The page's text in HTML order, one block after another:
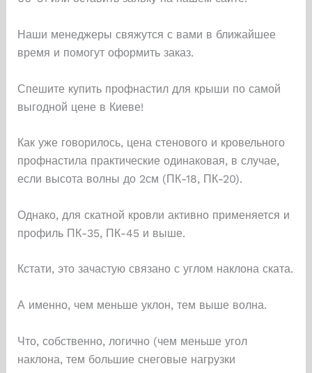
Наши менеджеры свяжутся с вами в ближайшее
время и помогут оформить заказ.
Спешите купить профнастил для крыши по самой
выгодной цене в Киеве!
Как уже говорилось, цена стенового и кровельного
профнастила практические одинаковая, в случае,
если высота волны до 2см (ПК-18, ПК-20).
Однако, для скатной кровли активно применяется и
профиль ПК-35, ПК-45 и выше.
Кстати, это зачастую связано с углом наклона ската.
А именно, чем меньше уклон, тем выше волна.
Что, собственно, логично (чем меньше угол
наклона, тем большие снеговые нагрузки